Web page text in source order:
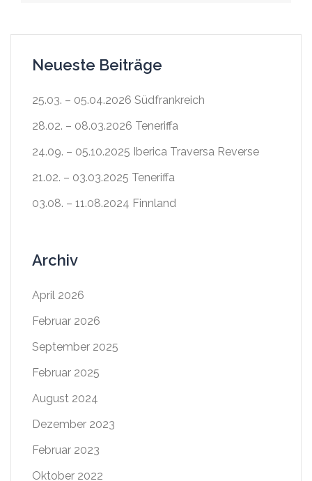
Neueste Beiträge
25.03. – 05.04.2026 Südfrankreich
28.02. – 08.03.2026 Teneriffa
24.09. – 05.10.2025 Iberica Traversa Reverse
21.02. – 03.03.2025 Teneriffa
03.08. – 11.08.2024 Finnland
Archiv
April 2026
Februar 2026
September 2025
Februar 2025
August 2024
Dezember 2023
Februar 2023
Oktober 2022